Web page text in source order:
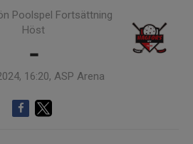
Poolspel Fortsättning
Höst
-
16:20, ASP Arena